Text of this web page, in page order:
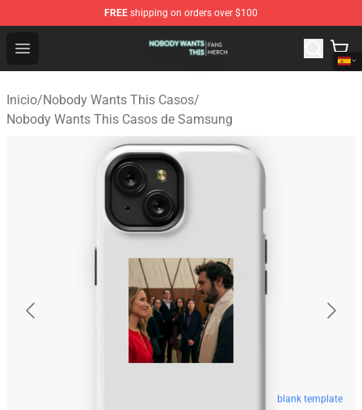
FREE shipping on orders over $100
Open menu
Nobody Wants This Shop - Official Nobody Wants This
Inicio/Nobody Wants This Casos/
Nobody Wants This Casos de Samsung
blank template